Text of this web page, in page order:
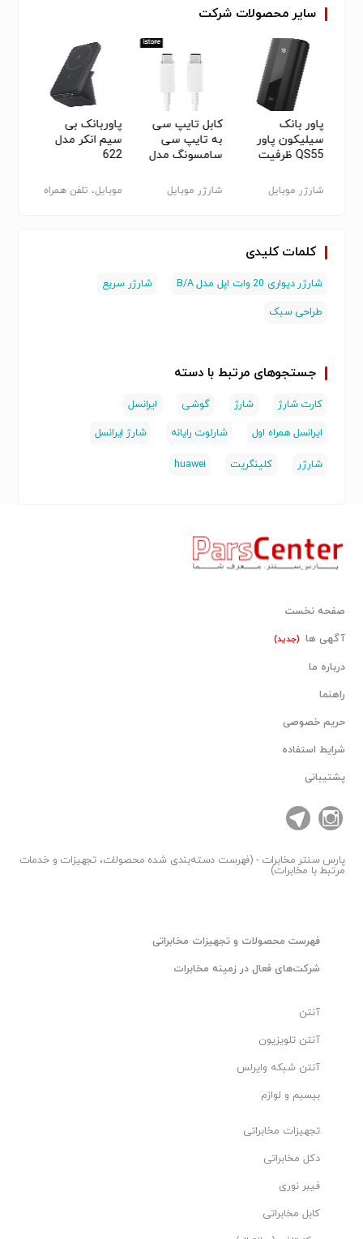
سایرمحصولات شرکت
پاور بانک
سیلیکون پاور
QS55 ظرفیت
شارژر موبایل
کابل تایپ سی
به تایپ سی
سامسونگ مدل
DX510JBEGEU
شارژر موبایل
پاوربانک بی
سیم انکر مدل
622
موبایل، تلفن همراه
کلمات کلیدی
شارژر دیواری 20 وات اپل مدل B/A
شارژر سریع
طراحی سبک
جستجوهای مرتبط با دسته
کارت شارژ شارژ گوشی
ایرانسل
ایرانسل همراه اول
شارلوت رایانه شارژ ایرانسل
شارژر کلینگریت huawei
صفحه نخست
آگهی ها (جدید)
درباره ما
راهنما
حریم خصوصی
شرایط استفاده
پشتیبانی
پارس سنتر مخابرات - (فهرست دسته‌بندی شده محصولات، تجهیزات و خدمات
مرتبط با مخابرات)
فهرست محصولات و تجهیزات مخابراتی
شرکت‌های فعال در زمینه مخابرات
آنتن
آنتن تلویزیون
آنتن شبکه وایرلس
بیسیم و لوازم
تجهیزات مخابراتی
دکل مخابراتی
فیبر نوری
کابل مخابراتی